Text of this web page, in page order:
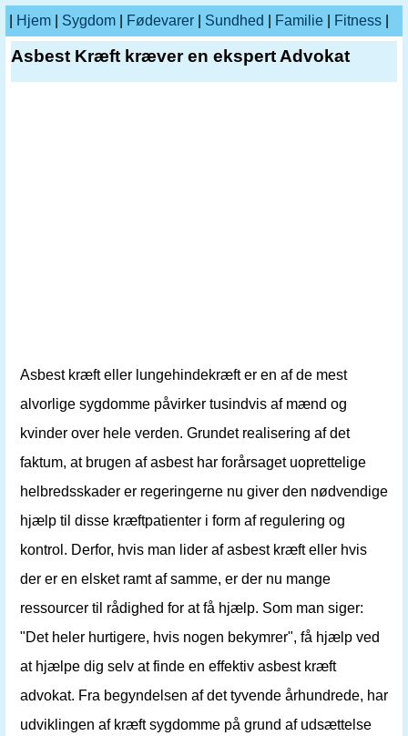
Hjem Sygdom Fødevarer Sundhed Familie Fitness
Asbest Kræft kræver en ekspert Advokat
Asbest kræft eller lungehindekræft er en af ​​de mest
alvorlige sygdomme påvirker tusindvis af mænd og
kvinder over hele verden. Grundet realisering af det
faktum, at brugen af ​​asbest har forårsaget uoprettelige
helbredsskader er regeringerne nu giver den nødvendige
hjælp til disse kræftpatienter i form af regulering og
kontrol. Derfor, hvis man lider af asbest kræft eller hvis
der er en elsket ramt af samme, er der nu mange
ressourcer til rådighed for at få hjælp. Som man siger:
"Det heler hurtigere, hvis nogen bekymrer", få hjælp ved
at hjælpe dig selv at finde en effektiv asbest kræft
advokat. Fra begyndelsen af ​​det tyvende århundrede, har
udviklingen af ​​kræft sygdomme på grund af udsættelse